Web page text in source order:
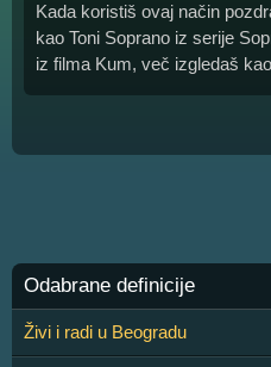
Kada koristiš ovaj način
kao Toni Soprano iz serije
iz filma Kum, več izgledaš
Odabrane definicije
Živi i radi u Beogradu